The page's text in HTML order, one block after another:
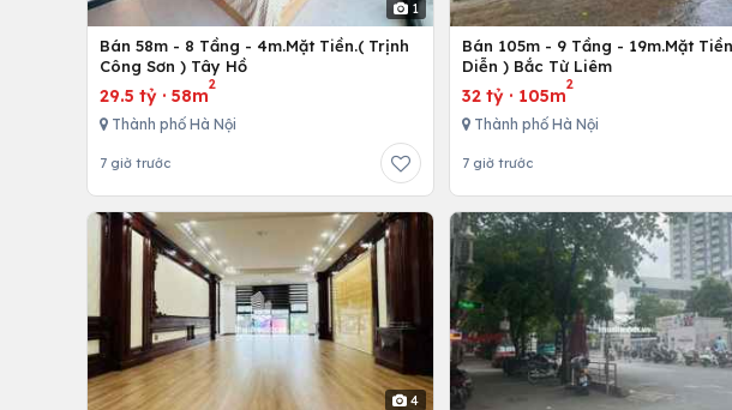
1
Bán 58m - 8 Tầng - 4m.Mặt Tiền.( Trịnh
Công Sơn ) Tây Hồ
29.5 tỷ · 58m
2
Thành phố Hà Nội
7 giờ trước
Bán 105m - 9 Tầng - 19m.Mặt
Diễn ) Bắc Từ Liêm
32 tỷ · 105m
2
Thành phố Hà Nội
7 giờ trước
4